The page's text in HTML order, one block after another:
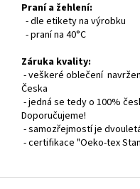
Praní a žehlení:
- dle etikety na výrobku
- praní na 40°C
Záruka kvality:
- veškeré oblečení
Česka
- jedná se tedy o 100%
Doporučujeme!
- samozřejmostí je
- certifikace "Oeko-tex